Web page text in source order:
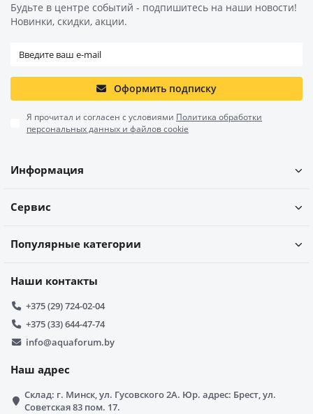
Будьте в центре событий - подпишитесь на наши новости!
Новинки, скидки, акции.
Оформить подписку
Я прочитал и согласен с условиями Политика обработки
персональных данных и файлов cookie
Информация
Сервис
Популярные категории
Наши контакты
+375 (29) 724-02-04
+375 (33) 644-47-74
info@aquaforum.by
Наш адрес
Склад: г. Минск, ул. Гусовского 2А. Юр. адрес: Брест, ул.
Советская 83 пом. 17.